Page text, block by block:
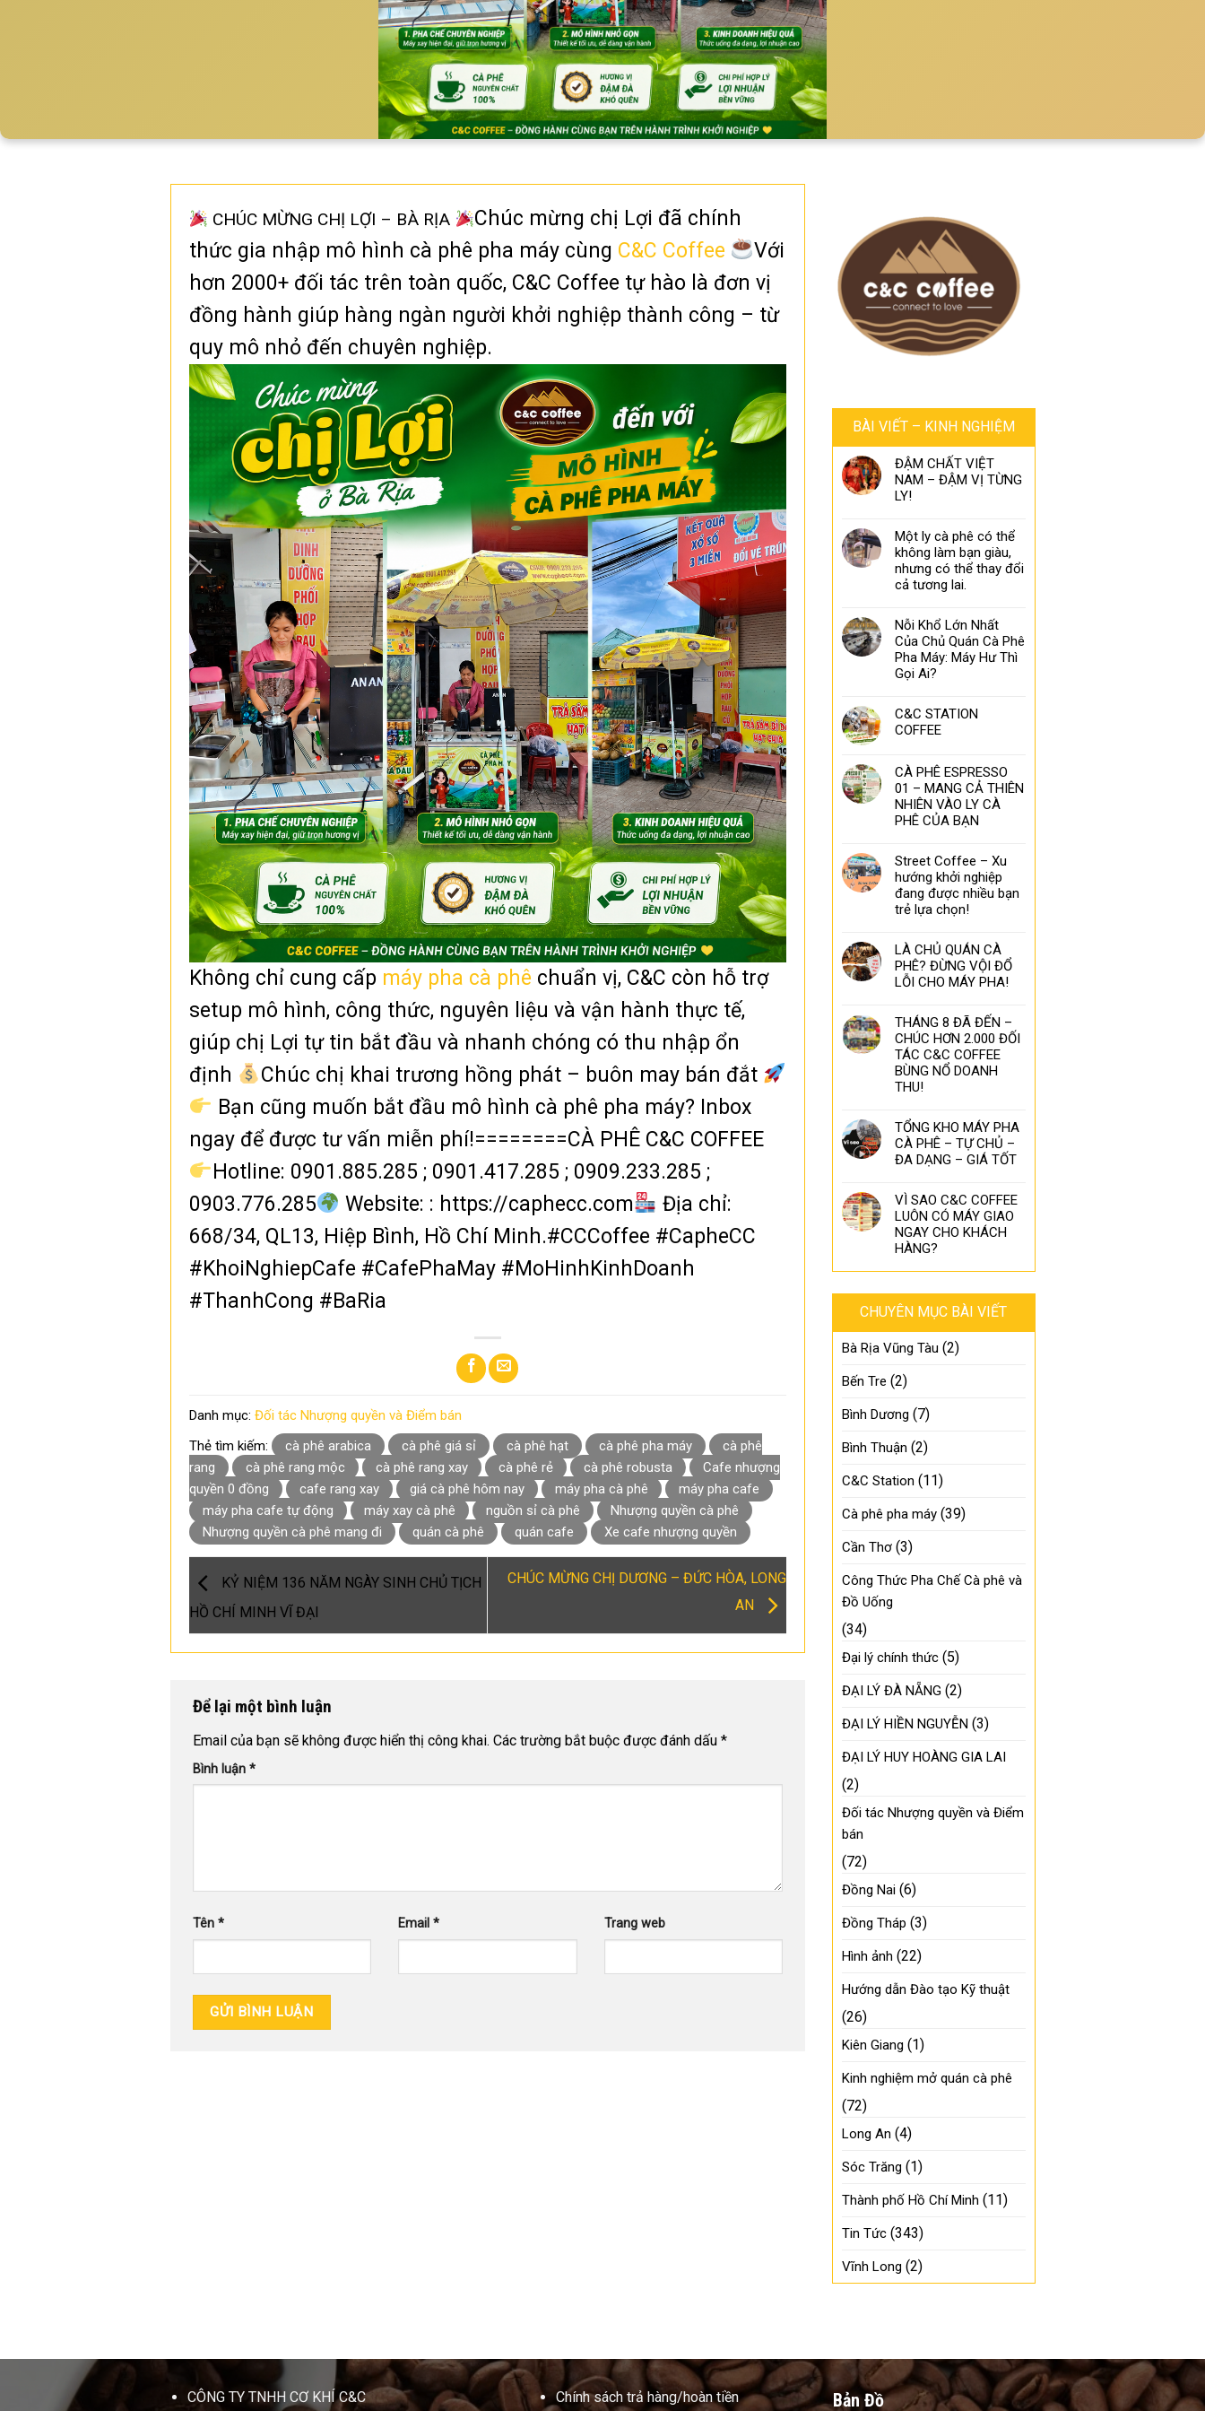
CHÚC MỪNG CHỊ LỢI – BÀ RỊA
Chúc mừng chị Lợi đã chính
thức gia nhập mô hình cà phê pha máy cùng C&C Coffee
Với
hơn 2000+ đối tác trên toàn quốc, C&C Coffee tự hào là đơn vị
đồng hành giúp hàng ngàn người khởi nghiệp thành công – từ
quy mô nhỏ đến chuyên nghiệp.
Không chỉ cung cấp máy pha cà phê chuẩn vị, C&C còn hỗ trợ
setup mô hình, công thức, nguyên liệu và vận hành thực tế,
giúp chị Lợi tự tin bắt đầu và nhanh chóng có thu nhập ổn
định
Chúc chị khai trương hồng phát – buôn may bán đắt
Bạn cũng muốn bắt đầu mô hình cà phê pha máy? Inbox
ngay để được tư vấn miễn phí!========CÀ PHÊ C&C COFFEE
Hotline: 0901.885.285 ; 0901.417.285 ; 0909.233.285 ;
0903.776.285
Website: : https://caphecc.com
Địa chỉ:
668/34, QL13, Hiệp Bình, Hồ Chí Minh.#CCCoffee #CapheCC
#KhoiNghiepCafe #CafePhaMay #MoHinhKinhDoanh
#ThanhCong #BaRia
Danh mục: Đối tác Nhượng quyền và Điểm bán
Thẻ tìm kiếm:
cà phê arabica cà phê giá sỉ cà phê hạt cà phê pha máy
cà phê
rang
cà phê rang mộc cà phê rang xay cà phê rẻ cà phê robusta
Cafe nhượng
quyền 0 đồng
cafe rang xay giá cà phê hôm nay máy pha cà phê
máy pha cafe
máy pha cafe tự động
máy xay cà phê nguồn sỉ cà phê
Nhượng quyền cà phê
Nhượng quyền cà phê mang đi
quán cà phê quán cafe Xe cafe nhượng quyền
KỶ NIỆM 136 NĂM NGÀY SINH CHỦ TỊCH
HỒ CHÍ MINH VĨ ĐẠI
CHÚC MỪNG CHỊ DƯƠNG – ĐỨC HÒA, LONG
AN
Để lại một bình luận
Email của bạn sẽ không được hiển thị công khai. Các trường bắt buộc được đánh dấu *
Bình luận *
Tên * Email* Trang web
BÀI VIẾT – KINH NGHIỆM
ĐẬM CHẤT VIỆT
NAM – ĐẬM VỊ TỪNG
LY!
Một ly cà phê có thể
không làm bạn giàu,
nhưng có thể thay đổi
cả tương lai.
Nỗi Khổ Lớn Nhất
Của Chủ Quán Cà Phê
Pha Máy: Máy Hư Thì
Gọi Ai?
C&C STATION
COFFEE
CÀ PHÊ ESPRESSO
01 – MANG CẢ THIÊN
NHIÊN VÀO LY CÀ
PHÊ CỦA BẠN
Street Coffee – Xu
hướng khởi nghiệp
đang được nhiều bạn
trẻ lựa chọn!
LÀ CHỦ QUÁN CÀ
PHÊ? ĐỪNG VỘI ĐỔ
LỖI CHO MÁY PHA!
THÁNG 8 ĐÃ ĐẾN –
CHÚC HƠN 2.000 ĐỐI
TÁC C&C COFFEE
BÙNG NỔ DOANH
THU!
TỔNG KHO MÁY PHA
CÀ PHÊ – TỰ CHỦ –
ĐA DẠNG – GIÁ TỐT
VÌ SAO C&C COFFEE
LUÔN CÓ MÁY GIAO
NGAY CHO KHÁCH
HÀNG?
CHUYÊN MỤC BÀI VIẾT
Bà Rịa Vũng Tàu (2)
Bến Tre (2)
Bình Dương (7)
Bình Thuận (2)
C&C Station (11)
Cà phê pha máy (39)
Cần Thơ (3)
Công Thức Pha Chế Cà phê và
Đồ Uống
(34)
Đại lý chính thức (5)
ĐẠI LÝ ĐÀ NẴNG (2)
ĐẠI LÝ HIỀN NGUYỄN (3)
ĐẠI LÝ HUY HOÀNG GIA LAI
(2)
Đối tác Nhượng quyền và Điểm
bán
(72)
Đồng Nai (6)
Đồng Tháp (3)
Hình ảnh (22)
Hướng dẫn Đào tạo Kỹ thuật
(26)
Kiên Giang (1)
Kinh nghiệm mở quán cà phê
(72)
Long An (4)
Sóc Trăng (1)
Thành phố Hồ Chí Minh (11)
Tin Tức (343)
Vĩnh Long (2)
CÔNG TY TNHH CƠ KHÍ C&C Chính sách trả hàng/hoàn tiền Bản Đồ